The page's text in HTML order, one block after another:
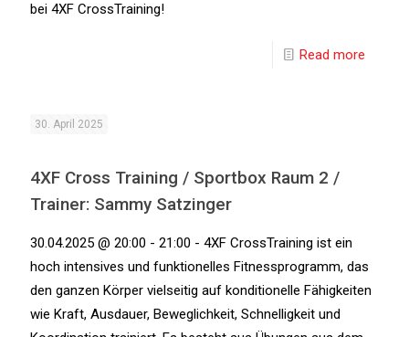
bei 4XF CrossTraining!
Read more
30. April 2025
4XF Cross Training / Sportbox Raum 2 /
Trainer: Sammy Satzinger
30.04.2025 @ 20:00 - 21:00 - 4XF CrossTraining ist ein
hoch intensives und funktionelles Fitnessprogramm, das
den ganzen Körper vielseitig auf konditionelle Fähigkeiten
wie Kraft, Ausdauer, Beweglichkeit, Schnelligkeit und